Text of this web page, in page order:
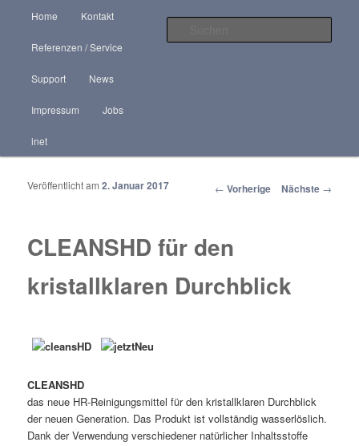
HR-Service
Zum Inhalt wechseln
Zum sekundären Inhalt wechseln
Home Kontakt
Referenzen / Service
Support News
Impressum Jobs
inet
Artikelnavigation
← Vorherige Nächste →
CLEANSHD für den
kristallklaren Durchblick
Veröffentlicht am2. Januar 2017
CLEANSHD
das neue HR-Reinigungsmittel für den kristallklaren Durchblick
der neuen Generation. Das Produkt ist vollständig wasserlöslich.
Dank der Verwendung verschiedener natürlicher Inhaltsstoffe